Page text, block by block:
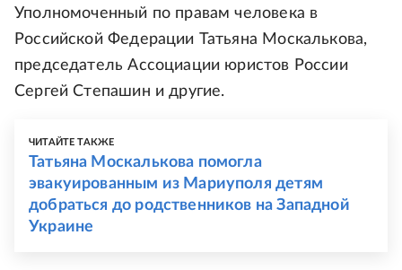
Уполномоченный по правам человека в
Российской Федерации Татьяна Москалькова,
председатель Ассоциации юристов России
Сергей Степашин и другие.
ЧИТАЙТЕ ТАКЖЕ
Татьяна Москалькова помогла
эвакуированным из Мариуполя детям
добраться до родственников на Западной
Украине